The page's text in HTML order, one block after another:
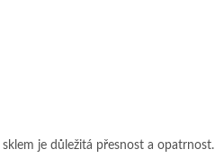
sklem je důležitá přesnost a opatrnost.